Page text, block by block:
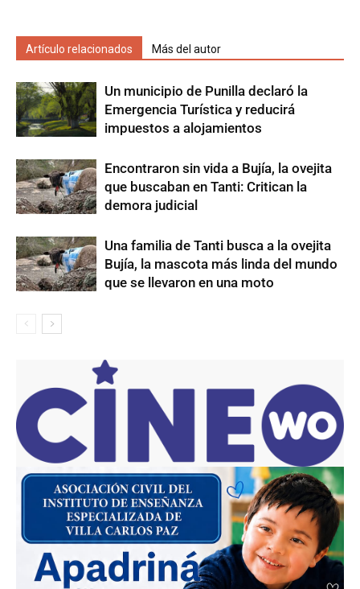
Artículo relacionados Más del autor
Un municipio de Punilla declaró la
Emergencia Turística y reducirá
impuestos a alojamientos
Encontraron sin vida a Bujía, la ovejita
que buscaban en Tanti: Critican la
demora judicial
Una familia de Tanti busca a la ovejita
Bujía, la mascota más linda del mundo
que se llevaron en una moto